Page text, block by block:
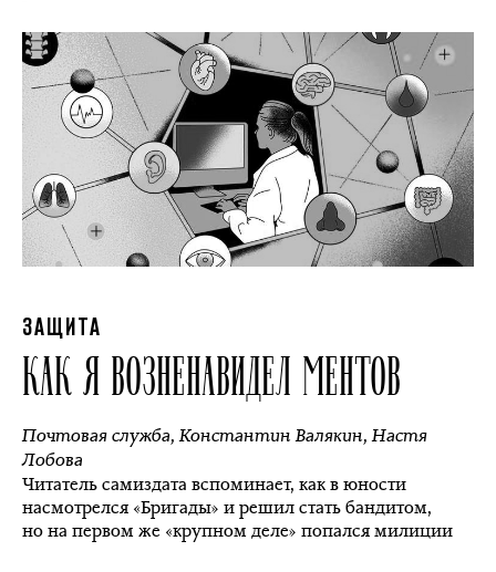
ЗАЩИТА
КАК Я ВОЗНЕНАВИДЕЛ МЕНТОВ
Почтовая служба,Константин Валякин,Настя
Лобова
Читатель самиздата вспоминает, как в юности
насмотрелся «Бригады» и решил стать бандитом,
но на первом же «крупном деле» попался милиции